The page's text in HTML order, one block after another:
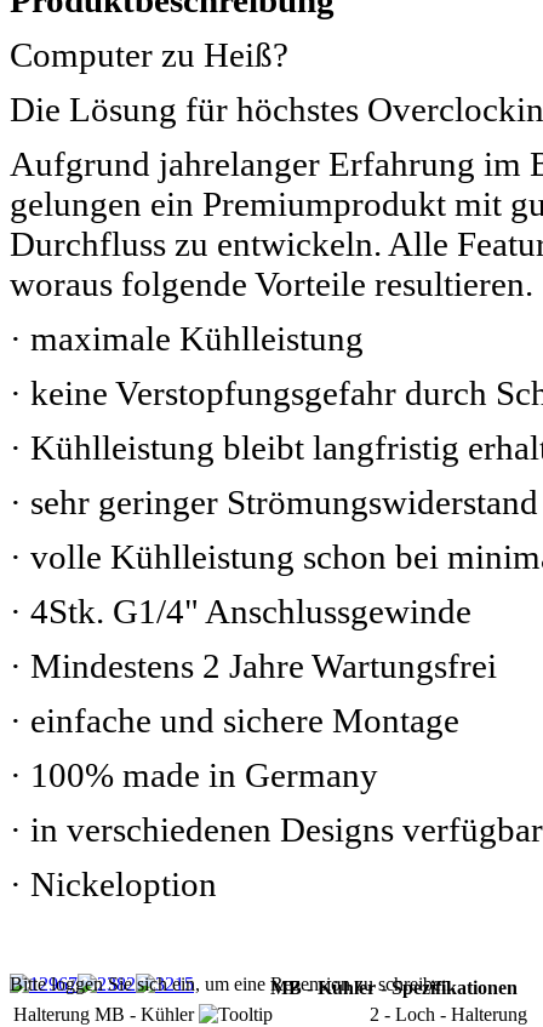
Computer zu Heiß?
Die Lösung für höchstes
Aufgrund jahrelanger Erfahrung im
gelungen ein Premiumprodukt mit
Durchfluss zu entwickeln. Alle
woraus folgende Vorteile resultieren.
· maximale Kühlleistung
· keine Verstopfungsgefahr durch
· Kühlleistung bleibt langfristig
· sehr geringer
· volle Kühlleistung schon bei
· 4Stk. G1/4" Anschlussgewinde
· Mindestens 2 Jahre Wartungsfrei
· einfache und sichere Montage
· 100% made in Germany
· in verschiedenen Designs verfügbar
· Nickeloption
MB - Kühler - Spezifikationen
Halterung MB - Kühler
2 - Loch - Halterung
Bitte loggen Sie sich ein, um eine Rezension zu schreiben.